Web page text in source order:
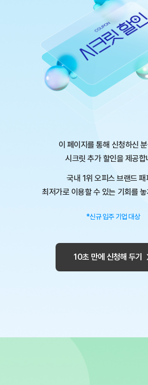
이 페이지를 통해 신청하신
시크릿 추가 할인을 제공합
국내 1위 오피스 브랜드패
최저가로 이용할 수 있는 기회를
*신규 입주 기업 대상
10초 만에 신청해 두기